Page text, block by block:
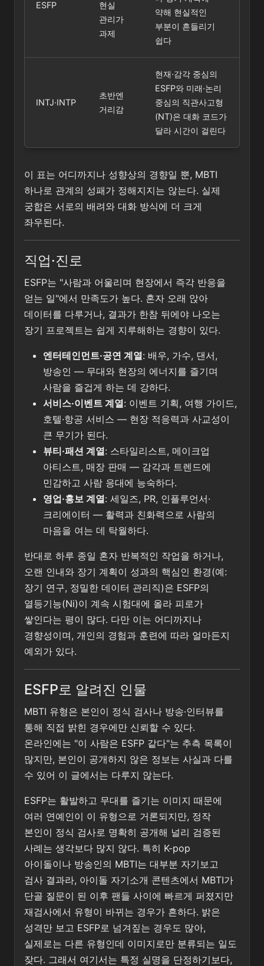
ESFP
현실
관리가
과제
약해 현실적인
부분이 흔들리기
쉽다
INTJ·INTP
초반엔
거리감
현재·감각 중심의
ESFP와 미래·논리
중심의 직관사고형
(NT)은 대화 코드가
달라 시간이 걸린다
이 표는 어디까지나 성향상의 경향일 뿐, MBTI
하나로 관계의 성패가 정해지지는 않는다. 실제
궁합은 서로의 배려와 대화 방식에 더 크게
좌우된다.
직업·진로
ESFP는 "사람과 어울리며 현장에서 즉각 반응을
얻는 일"에서 만족도가 높다. 혼자 오래 앉아
데이터를 다루거나, 결과가 한참 뒤에야 나오는
장기 프로젝트는 쉽게 지루해하는 경향이 있다.
엔터테인먼트·공연 계열: 배우, 가수, 댄서,
방송인 — 무대와 현장의 에너지를 즐기며
사람을 즐겁게 하는 데 강하다.
서비스·이벤트 계열: 이벤트 기획, 여행 가이드,
호텔·항공 서비스 — 현장 적응력과 사교성이
큰 무기가 된다.
뷰티·패션 계열: 스타일리스트, 메이크업
아티스트, 매장 판매 — 감각과 트렌드에
민감하고 사람 응대에 능숙하다.
영업·홍보 계열: 세일즈, PR, 인플루언서·
크리에이터 — 활력과 친화력으로 사람의
마음을 여는 데 탁월하다.
반대로 하루 종일 혼자 반복적인 작업을 하거나,
오랜 인내와 장기 계획이 성과의 핵심인 환경(예:
장기 연구, 정밀한 데이터 관리직)은 ESFP의
열등기능(Ni)이 계속 시험대에 올라 피로가
쌓인다는 평이 많다. 다만 이는 어디까지나
경향성이며, 개인의 경험과 훈련에 따라 얼마든지
예외가 있다.
ESFP로 알려진 인물
MBTI 유형은 본인이 정식 검사나 방송·인터뷰를
통해 직접 밝힌 경우에만 신뢰할 수 있다.
온라인에는 "이 사람은 ESFP 같다"는 추측 목록이
많지만, 본인이 공개하지 않은 정보는 사실과 다를
수 있어 이 글에서는 다루지 않는다.
ESFP는 활발하고 무대를 즐기는 이미지 때문에
여러 연예인이 이 유형으로 거론되지만, 정작
본인이 정식 검사로 명확히 공개해 널리 검증된
사례는 생각보다 많지 않다. 특히 K-pop
아이돌이나 방송인의 MBTI는 대부분 자기보고
검사 결과라, 아이돌 자기소개 콘텐츠에서 MBTI가
단골 질문이 된 이후 팬들 사이에 빠르게 퍼졌지만
재검사에서 유형이 바뀌는 경우가 흔하다. 밝은
성격만 보고 ESFP로 넘겨짚는 경우도 많아,
실제로는 다른 유형인데 이미지로만 분류되는 일도
잦다. 그래서 여기서는 특정 실명을 단정하기보다,